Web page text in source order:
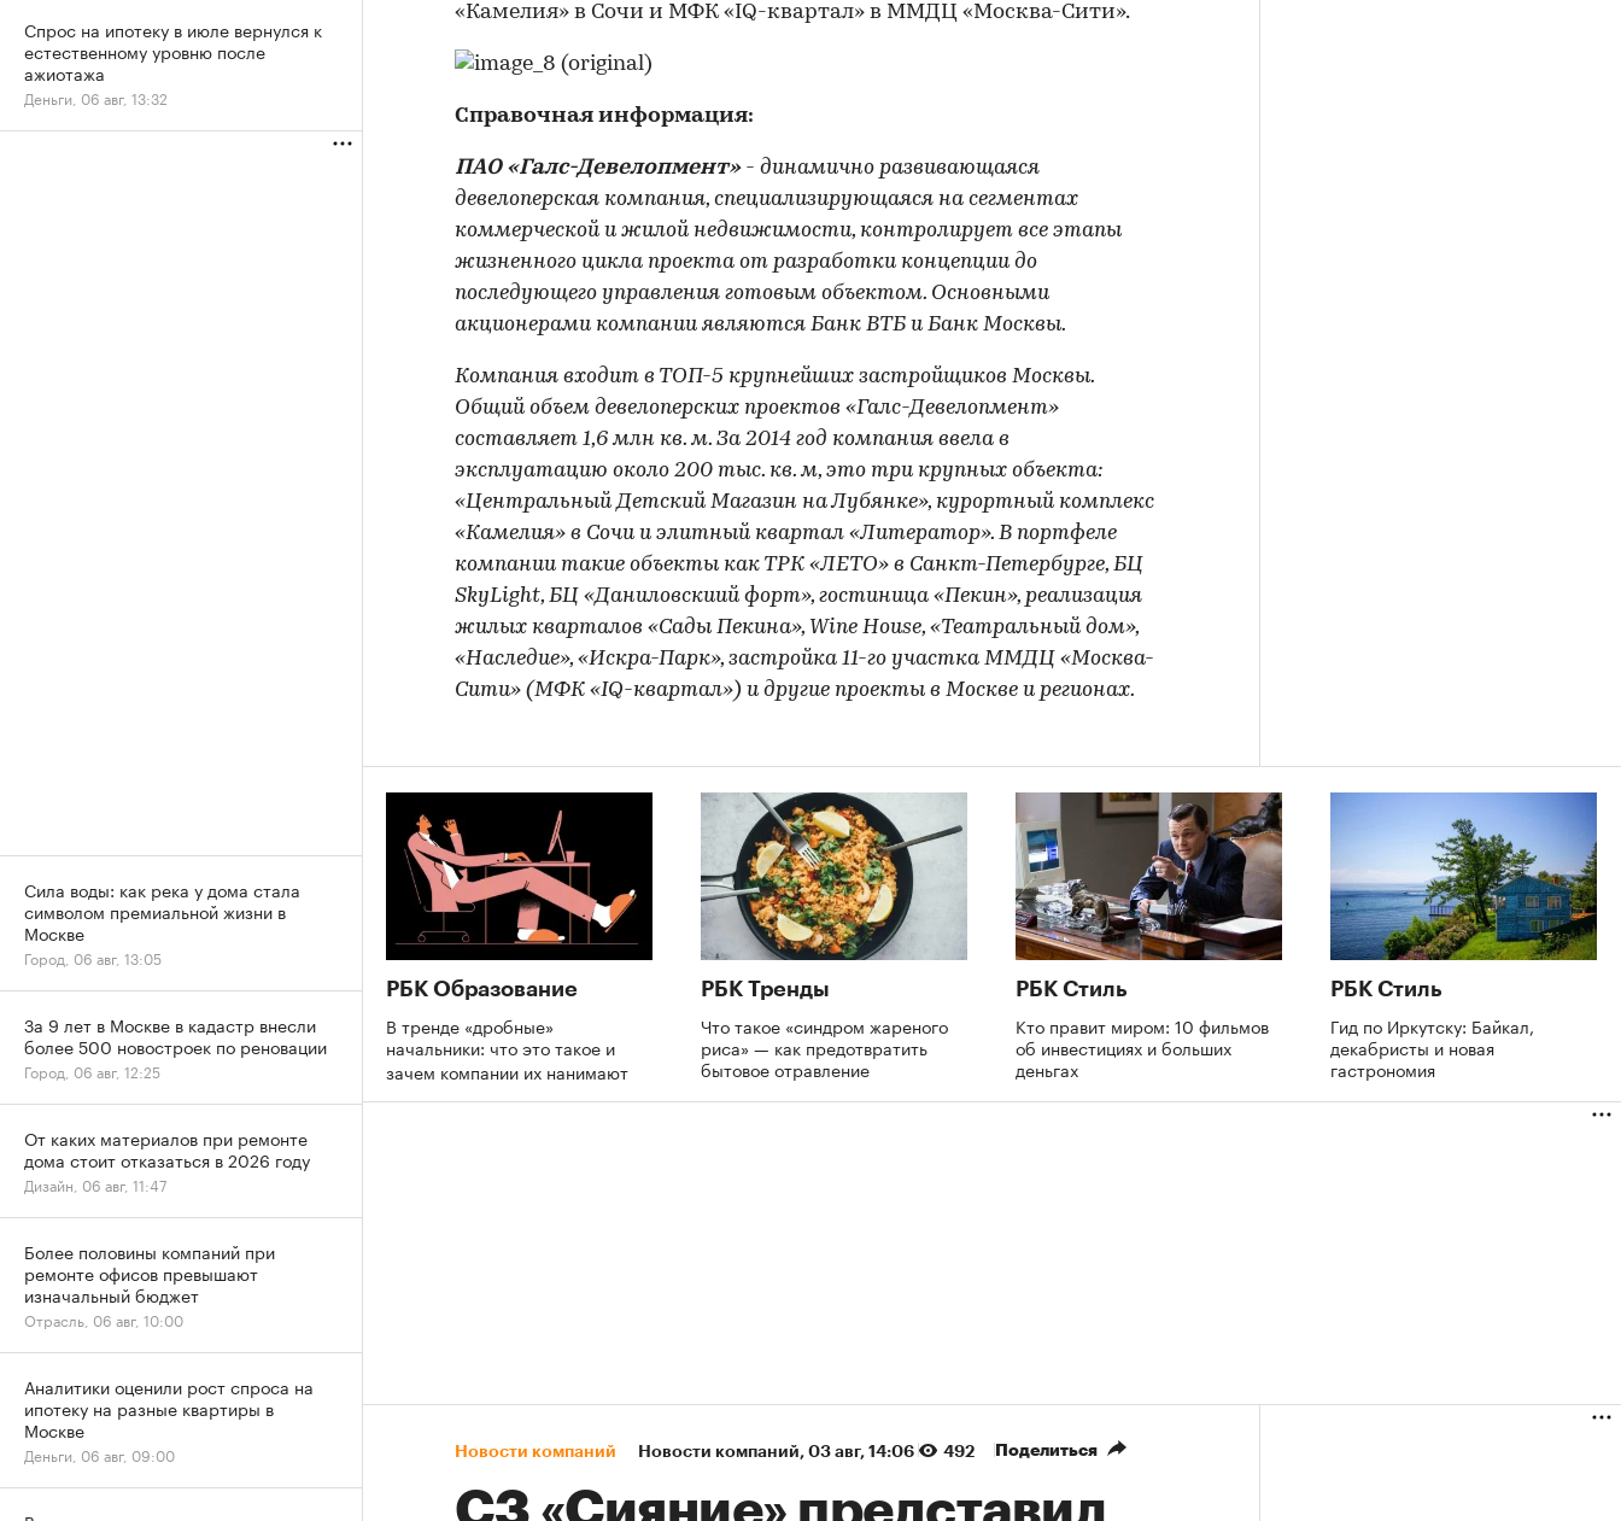
«Камелия» в Сочи и МФК «IQ-квартал» в ММДЦ «Москва-Сити».
Справочная информация:
ПАО «Галс-Девелопмент»- динамично развивающаяся
девелоперская компания, специализирующаяся на сегментах
коммерческой и жилой недвижимости, контролирует все этапы
жизненного цикла проекта от разработки концепции до
последующего управления готовым объектом. Основными
акционерами компании являются Банк ВТБ и Банк Москвы.
Компания входит в ТОП-5 крупнейших застройщиков Москвы.
Общий объем девелоперских проектов «Галс-Девелопмент»
составляет 1,6 млн кв. м. За 2014 год компания ввела в
эксплуатацию около 200 тыс. кв. м, это три крупных объекта:
«Центральный Детский Магазин на Лубянке», курортный комплекс
«Камелия» в Сочи и элитный квартал «Литератор». В портфеле
компании такие объекты как ТРК «ЛЕТО» в Санкт-Петербурге, БЦ
SkyLight, БЦ «Даниловскиий форт», гостиница «Пекин», реализация
жилых кварталов «Сады Пекина», Wine House, «Театральный дом»,
«Наследие», «Искра-Парк», застройка 11-го участка ММДЦ «Москва-
Сити» (МФК «IQ-квартал») и другие проекты в Москве и регионах.
РБК Образование
В тренде «дробные»
начальники: что это такое и
зачем компании их нанимают
РБК Тренды
Что такое «синдром жареного
риса» — как предотвратить
бытовое отравление
РБК Стиль
Кто правит миром: 10 фильмов
об инвестициях и больших
деньгах
РБК Стиль
Гид по Иркутску: Байкал,
декабристы и новая
гастрономия
Новости компаний Новости компаний⁠, 03 авг, 14:06 492 Поделиться
Спрос на ипотеку в июле вернулся к
естественному уровню после
ажиотажа
Деньги, 06 авг, 13:32
Сила воды: как река у дома стала
символом премиальной жизни в
Москве
Город, 06 авг, 13:05
За 9 лет в Москве в кадастр внесли
более 500 новостроек по реновации
Город, 06 авг, 12:25
От каких материалов при ремонте
дома стоит отказаться в 2026 году
Дизайн, 06 авг, 11:47
Более половины компаний при
ремонте офисов превышают
изначальный бюджет
Отрасль, 06 авг, 10:00
Аналитики оценили рост спроса на
ипотеку на разные квартиры в
Москве
Деньги, 06 авг, 09:00